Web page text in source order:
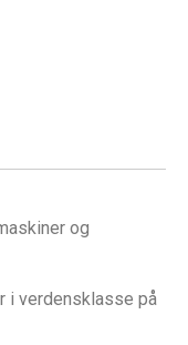
og
i verdensklasse på